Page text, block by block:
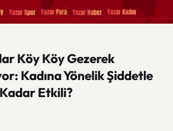
Köy Köy Gezerek
Kadına Yönelik Şiddetle
Etkili?